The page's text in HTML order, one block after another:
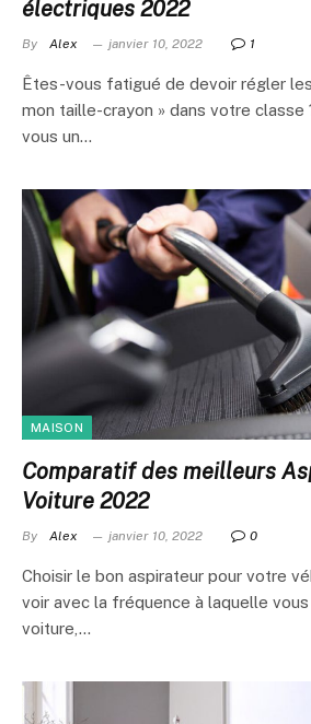
électriques 2022
By Alex janvier 10, 2022 1
Êtes-vous fatigué de devoir régler
mon taille-crayon » dans votre
vous un…
MAISON
Comparatif des meilleurs
Voiture 2022
By Alex janvier 10, 2022 0
Choisir le bon aspirateur pour votre
voir avec la fréquence à laquelle
voiture,…